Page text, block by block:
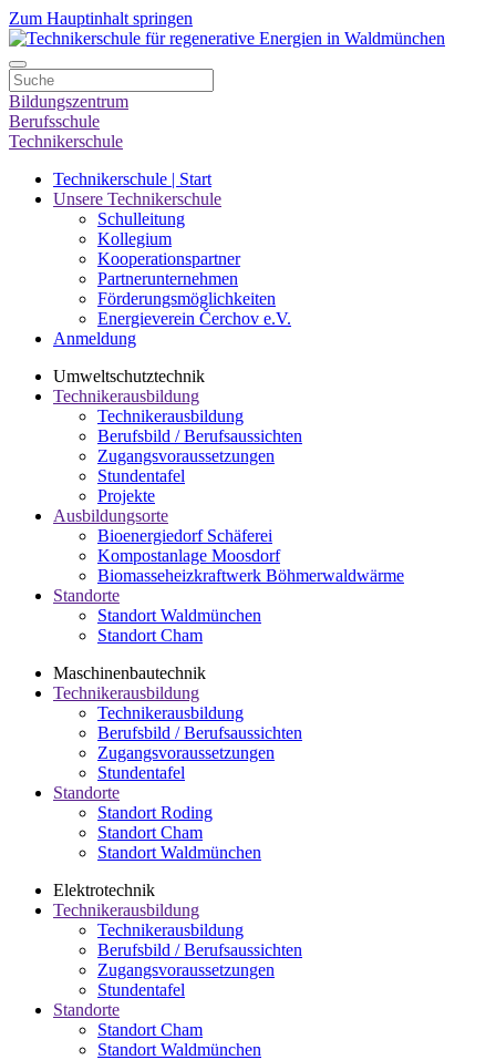
Zum Hauptinhalt springen
Bildungszentrum
Berufsschule
Technikerschule
Technikerschule | Start
Unsere Technikerschule
Schulleitung
Kollegium
Kooperationspartner
Partnerunternehmen
Förderungsmöglichkeiten
Energieverein Čerchov e.V.
Anmeldung
Umweltschutztechnik
Technikerausbildung
Technikerausbildung
Berufsbild / Berufsaussichten
Zugangsvoraussetzungen
Stundentafel
Projekte
Ausbildungsorte
Bioenergiedorf Schäferei
Kompostanlage Moosdorf
Biomasseheizkraftwerk Böhmerwaldwärme
Standorte
Standort Waldmünchen
Standort Cham
Maschinenbau­technik
Technikerausbildung
Technikerausbildung
Berufsbild / Berufsaussichten
Zugangsvoraussetzungen
Stundentafel
Standorte
Standort Roding
Standort Cham
Standort Waldmünchen
Elektrotechnik
Technikerausbildung
Technikerausbildung
Berufsbild / Berufsaussichten
Zugangsvoraussetzungen
Stundentafel
Standorte
Standort Cham
Standort Waldmünchen